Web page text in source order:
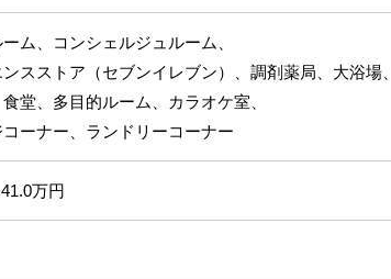
ム、コンシェルジュルーム、
スストア（セブンイレブン）、調剤薬局、大浴場、
堂、多目的ルーム、カラオケ室、
ーナー、ランドリーコーナー
41.0万円